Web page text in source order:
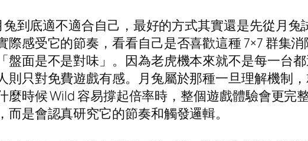
兔到底適不適合自己，最好的方式其實還是先從月
際感受它的節奏，看看自己是否喜歡這種 7×7 群集
盤面是不是對味」。因為老虎機本來就不是每一台
則只對免費遊戲有感。月兔屬於那種一旦理解機制
麼時候 Wild 容易撐起倍率時，整個遊戲體驗會更完
是會認真研究它的節奏和觸發邏輯。